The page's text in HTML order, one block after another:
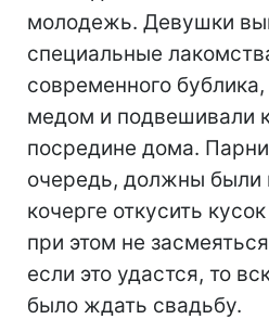
молодежь. Девушки
специальные
современного
медом и подвешивали
посредине дома.
очередь, должны были
кочерге откусить
при этом не
если это удастся, то
было ждать свадьбу.